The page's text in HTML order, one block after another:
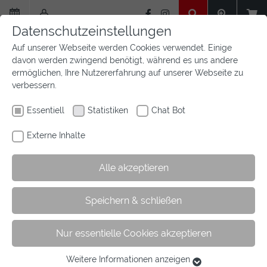
Zum
Hauptinhalt
springen
Sie
hier:
Startseite Aktuelles Newsfeed
Archiv Oktober 2024
Datenschutzeinstellungen
Auf unserer Webseite werden Cookies verwendet. Einige
davon werden zwingend benötigt, während es uns andere
ermöglichen, Ihre Nutzererfahrung auf unserer Webseite zu
verbessern.
Essentiell Statistiken Chat Bot
Externe Inhalte
Alle akzeptieren
Speichern & schließen
Nur essentielle Cookies akzeptieren
Weitere Informationen anzeigen